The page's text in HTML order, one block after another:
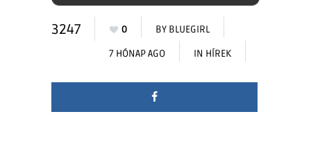
3247 0 BY BLUEGIRL
7 HÓNAP AGO IN HÍREK